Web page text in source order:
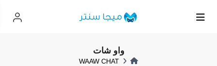
واو شات
WAAW CHAT